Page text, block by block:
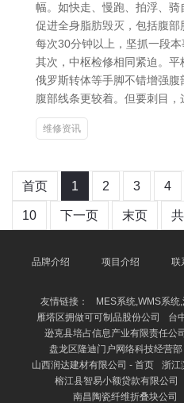
幅。如快走、慢跑、拍浮、骑
促进全身脂肪毁灭，包括腹部
每次30分钟以上，坚抓一段本
其次，中枢检修相同紧迫。平
俄罗斯转体等手脚不错增强
腹部线条更较着。但要刺目，
维修资讯
首页 1 2 3 4
10 下一页 末页 共
品牌介绍 项目介绍 联
友情链接：
MES系统,WMS系统
雁塔区拥做可可制品股份公司
台
逊克县培占信息产业有限责任公司
盘龙区隆迪门户网络科技经营部
山西润达建材有限公司 - 首页
浙江
榕江县智易小额贷款有限公司
南昌陶瓷纤维折叠块公司